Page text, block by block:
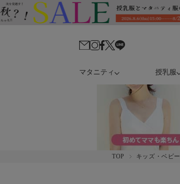
マタニティ 授乳服
TOP キッズ・ベビー